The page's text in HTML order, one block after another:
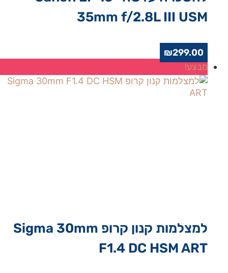
35mm f/2.8L III USM
₪299.00
מבצע!
למצלמות קנון קרופ Sigma 30mm
F1.4 DC HSM ART